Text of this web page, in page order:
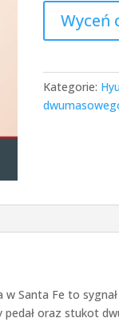
Wyceń
Kategorie:
Santa Fe to
oraz stukot